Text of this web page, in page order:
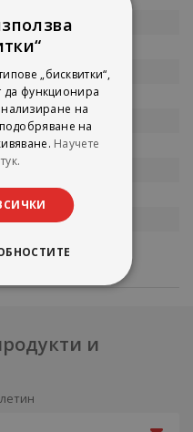
и
„бисквитки“,
да функционира
на
на
Научете